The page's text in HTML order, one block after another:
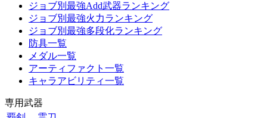
ジョブ別最強Add武器ランキング
ジョブ別最強火力ランキング
ジョブ別最強多段化ランキング
防具一覧
メダル一覧
アーティファクト一覧
キャラアビリティ一覧
専用武器